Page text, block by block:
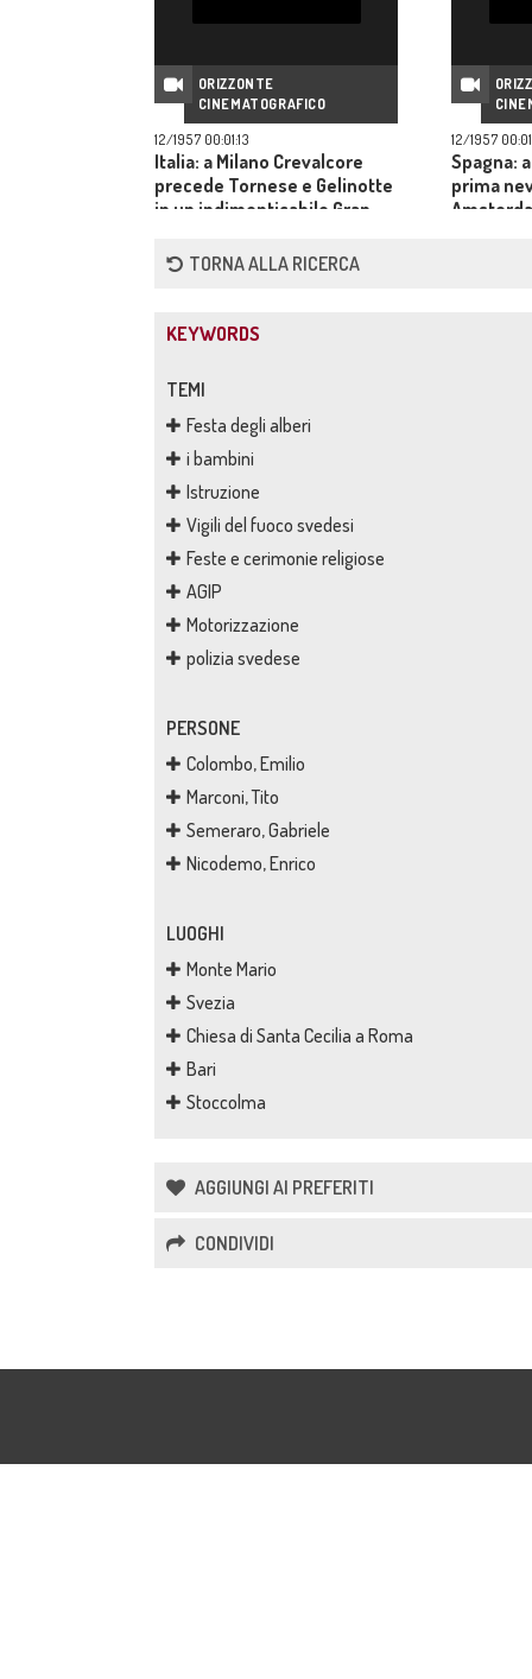
ORIZZONTE
CINEMATOGRAFICO
12/1957 00:01:13
Italia: a Milano Crevalcore
precede Tornese e Gelinotte
in un indimenticabile Gran
12/1957
Spagna:
prima
TORNA ALLA RICERCA
KEYWORDS
TEMI
Festa degli alberi
i bambini
Istruzione
Vigili del fuoco svedesi
Feste e cerimonie religiose
AGIP
Motorizzazione
polizia svedese
PERSONE
Colombo, Emilio
Marconi, Tito
Semeraro, Gabriele
Nicodemo, Enrico
LUOGHI
Monte Mario
Svezia
Chiesa di Santa Cecilia a Roma
Bari
Stoccolma
AGGIUNGI AI PREFERITI
CONDIVIDI